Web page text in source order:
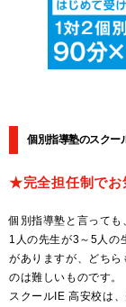
個別指導塾のスクー
★完全担任制で
個別指導塾と言っても
1人の先生が3～5人の
がありますが、どち
のは難しいものです。
スクールIE 高安校は